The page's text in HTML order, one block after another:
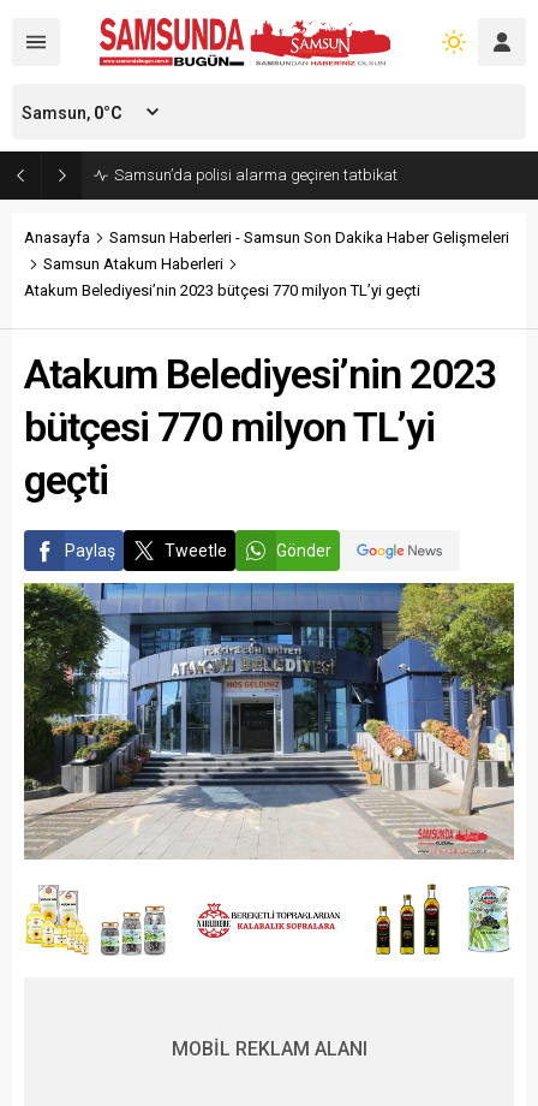
Samsun’da polisi alarma geçiren tatbikat
Samsun, 0°C
Anasayfa
Samsun Haberleri - Samsun Son Dakika Haber Gelişmeleri
Samsun Atakum Haberleri
Atakum Belediyesi’nin 2023 bütçesi 770 milyon TL’yi geçti
Atakum Belediyesi’nin 2023
bütçesi 770 milyon TL’yi
geçti
Paylaş Tweetle Gönder
MOBİL REKLAM ALANI